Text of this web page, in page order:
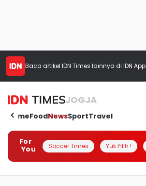
Baca artikel IDN Times lainnya di IDN App
JOGJA
HomeFoodNewsSportTravel
For
You
Soccer Times Yuk Pilih !